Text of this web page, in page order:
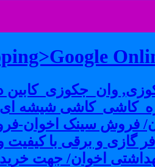
وان_جکوزی_کابین
شیشه
سینک اخوان-
گازی و برقی با
اخوان/ جهت